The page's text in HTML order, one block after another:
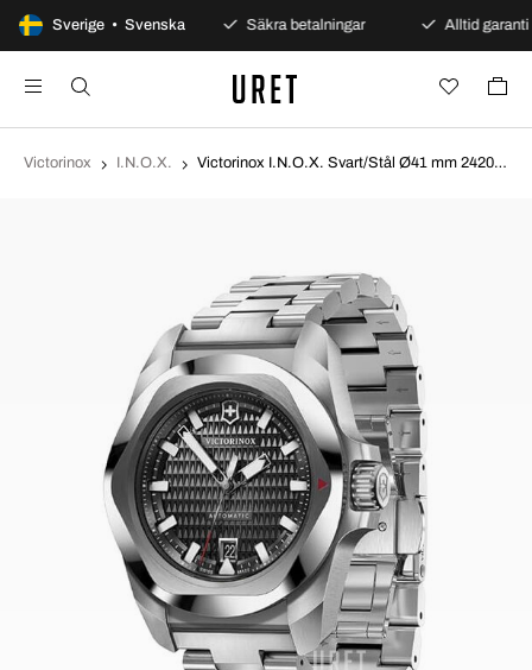
Sverige • Svenska
100 dagars öppet köp Säkra betalningar Alltid garanti
Victorinox I.N.O.X. Victorinox I.N.O.X. Svart/Stål Ø41 mm 242019